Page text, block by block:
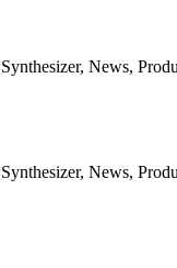
Synthesizer, News,
Synthesizer, News,